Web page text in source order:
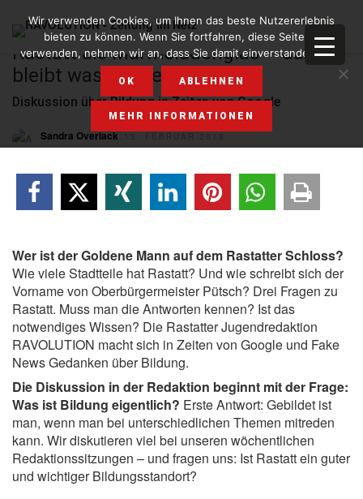
Rastatt als Marmeladenglas – da
bleibt was hängen
Diskussion über Bildung in Zeiten von Google
Sandra Overlack
Wer ist der Goldene Mann auf dem Rastatter Schloss?
Wie viele Stadtteile hat Rastatt? Und wie schreibt sich der
Vorname von Oberbürgermeister Pütsch? Drei Fragen zu
Rastatt. Muss man die Antworten kennen? Ist das
notwendiges Wissen? Die Rastatter Jugendredaktion
RAVOLUTION macht sich in Zeiten von Google und Fake
News Gedanken über Bildung.
Die Diskussion in der Redaktion beginnt mit der Frage:
Was ist Bildung eigentlich? Erste Antwort: Gebildet ist
man, wenn man bei unterschiedlichen Themen mitreden
kann. Wir diskutieren viel bei unseren wöchentlichen
Redaktionssitzungen – und fragen uns: Ist Rastatt ein guter
und wichtiger Bildungsstandort?
Wir verwenden Cookies, um Ihnen das beste Nutzererlebnis
bieten zu können. Wenn Sie fortfahren, diese Seite zu
verwenden, nehmen wir an, dass Sie damit einverstanden sind.
OK ABLEHNEN
MEHR INFORMATIONEN